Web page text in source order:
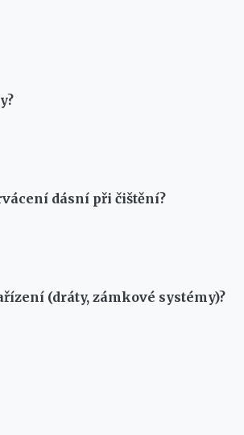
dásní při čištění?
(dráty, zámkové systémy)?